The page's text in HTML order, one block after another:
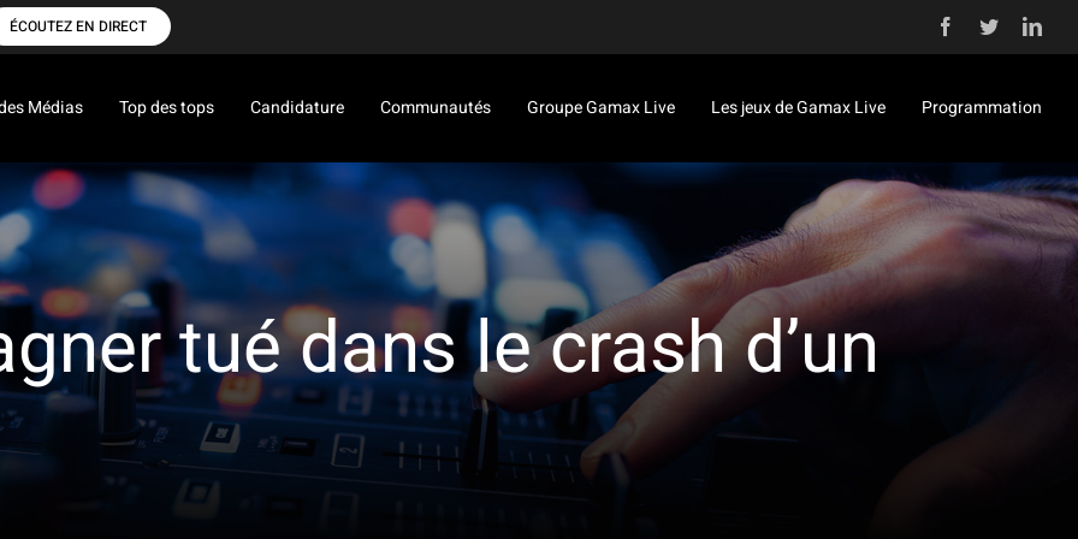
ÉCOUTEZ EN DIRECT Facebook
Twitter
Médias Top des tops Candidature Communautés Groupe Gamax Live Les jeux de Gamax Live Programmation
tué dans le crash d’un